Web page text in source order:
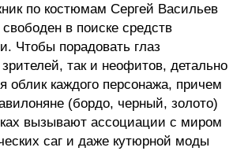
по костюмам Сергей Васильев
в поиске средств
Чтобы порадовать глаз
так и неофитов, детально
облик каждого персонажа, причем
(бордо, черный, золото)
вызывают ассоциации с миром
саг и даже кутюрной моды